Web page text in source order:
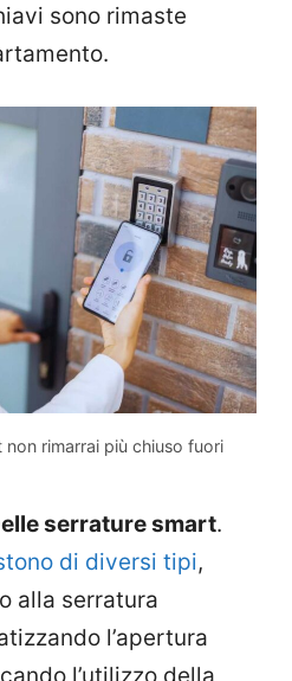
sono rimaste
non rimarrai più chiuso fuori
serrature smart.
di diversi tipi,
alla serratura
l’apertura